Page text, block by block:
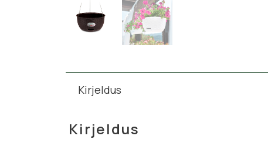
Kirjeldus
Kirjeldus